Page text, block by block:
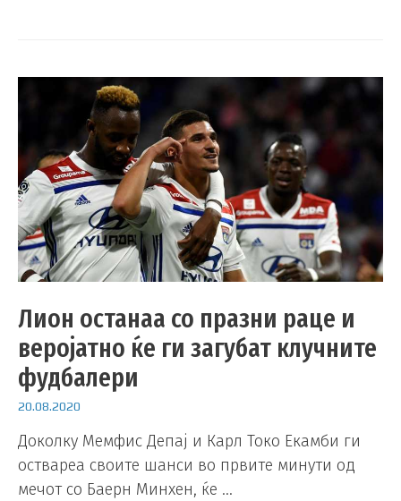
Лион останаа со празни раце и
веројатно ќе ги загубат клучните
фудбалери
20.08.2020
Доколку Мемфис Депај и Карл Токо Екамби ги
оствареа своите шанси во првите минути од
мечот со Баерн Минхен, ќе …